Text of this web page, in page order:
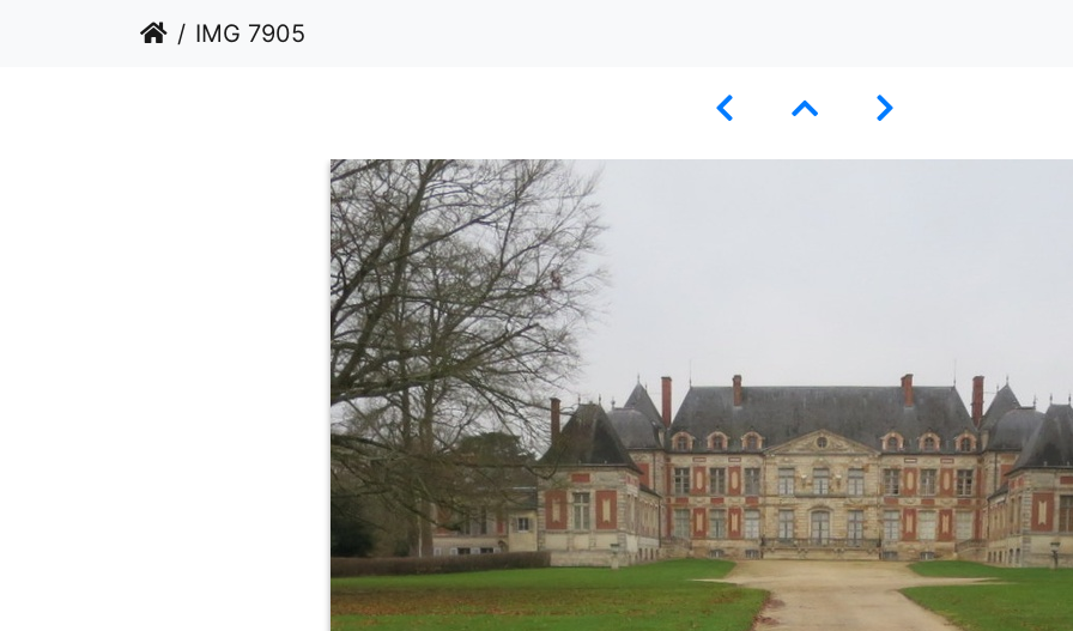
IMG 7905